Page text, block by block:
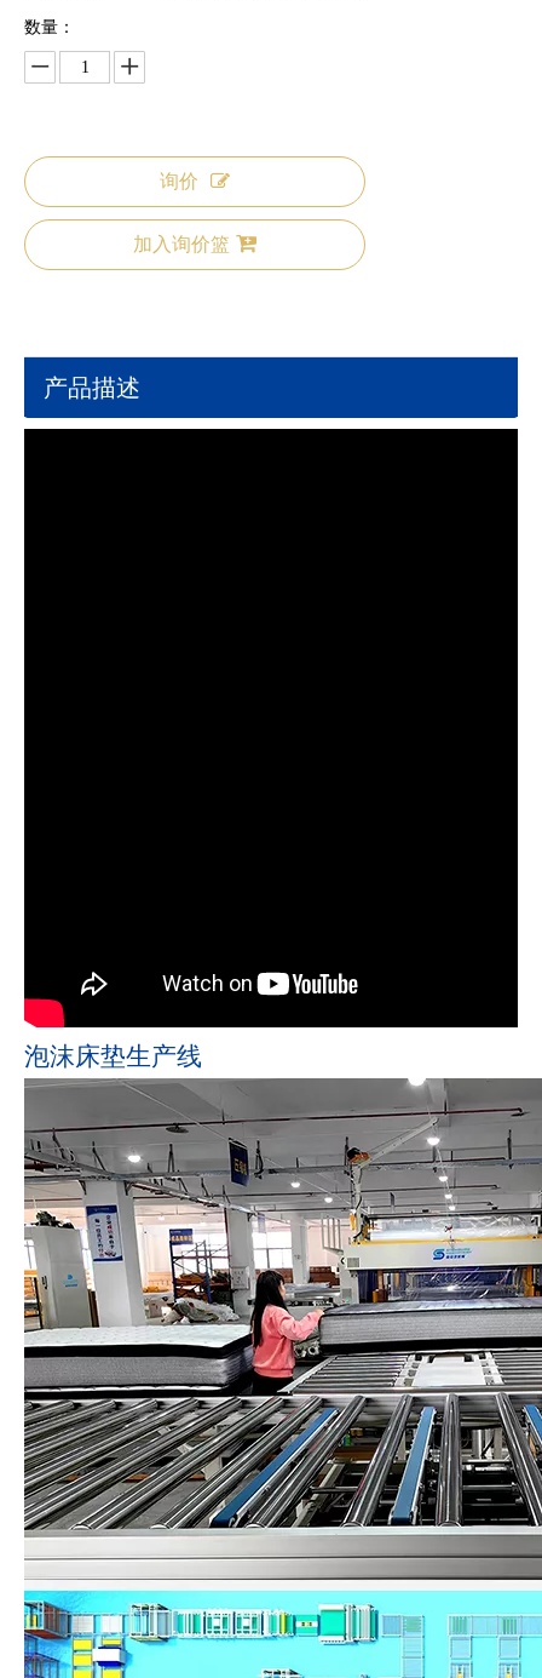
数量：
询价
加入询价篮
产品描述
泡沫床垫生产线